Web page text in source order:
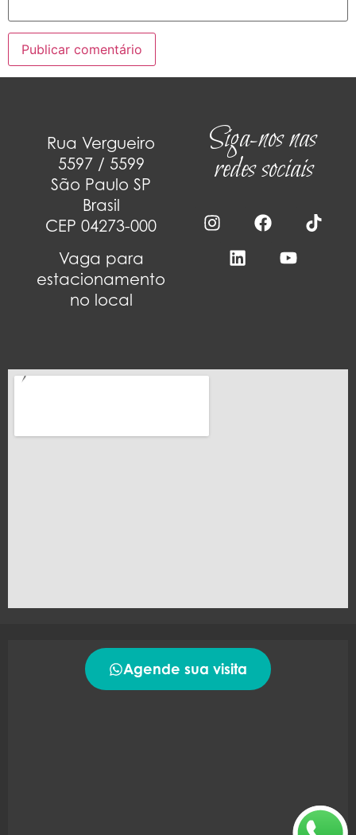
Rua Vergueiro
5597 / 5599
São Paulo SP
Brasil
CEP 04273-000
Vaga para
estacionamento
no local
Siga-nos nas
redes sociais
Agende sua visita